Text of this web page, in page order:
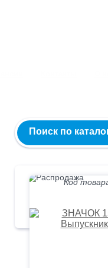
Поиск по
Код